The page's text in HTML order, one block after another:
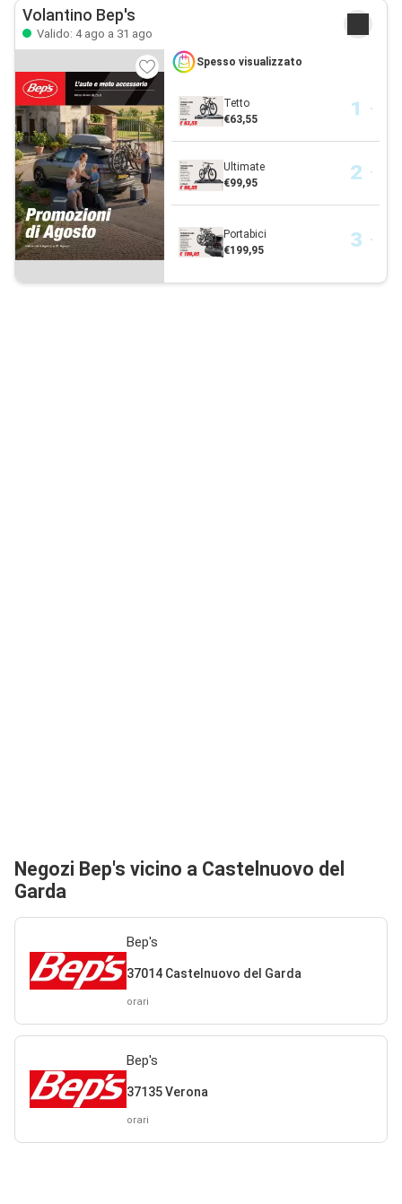
Volantino Bep's
Valido: 4 ago a 31 ago
Spesso visualizzato
Tetto
€63,55
Ultimate
€99,95
Portabici
€199,95
Negozi Bep's vicino a Castelnuovo del
Garda
Bep's
37014 Castelnuovo del Garda
orari
Bep's
37135 Verona
orari